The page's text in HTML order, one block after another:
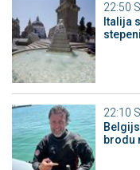
22:50
Italija
stepeni
22:10
brodu